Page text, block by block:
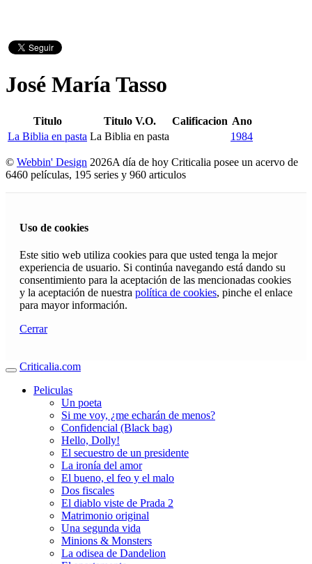
José María Tasso
Titulo Titulo V.O. Calificacion Ano
La Biblia en pasta La Biblia en pasta 1984
© Webbin' Design 2026A día de hoy Criticalia posee un acervo de
6460 películas, 195 series y 960 articulos
Uso de cookies
Este sitio web utiliza cookies para que usted tenga la mejor
experiencia de usuario. Si continúa navegando está dando su
consentimiento para la aceptación de las mencionadas cookies
y la aceptación de nuestra política de cookies, pinche el enlace
para mayor información.
Cerrar
Criticalia.com
Peliculas
Un poeta
Si me voy, ¿me echarán de menos?
Confidencial (Black bag)
Hello, Dolly!
El secuestro de un presidente
La ironía del amor
El bueno, el feo y el malo
Dos fiscales
El diablo viste de Prada 2
Matrimonio original
Una segunda vida
Minions & Monsters
La odisea de Dandelion